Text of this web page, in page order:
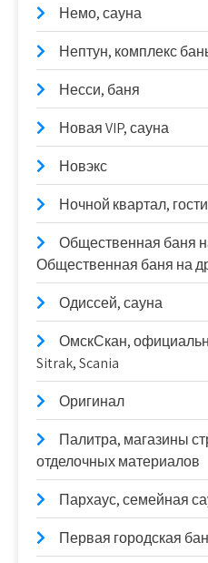
Немо, сауна
Нептун, комплекс
Несси, баня
Новая VIP, сауна
Новэкс
Ночной квартал,
Общественная баня
Общественная баня на
Одиссей, сауна
ОмскСкан,
Sitrak, Scania
Оригинал
Палитра, магазины
отделочных материалов
Пархаус, семейная
Первая городская